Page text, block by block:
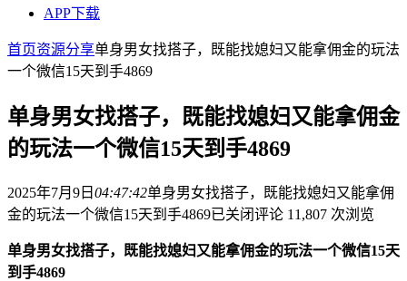
APP下载
首页资源分享单身男女找搭子，既能找媳妇又能拿佣金的玩法
一个微信15天到手4869
单身男女找搭子，既能找媳妇又能拿佣金
的玩法一个微信15天到手4869
2025年7月9日 04:47:42单身男女找搭子，既能找媳妇又能拿佣
金的玩法一个微信15天到手4869已关闭评论 11,807 次浏览
单身男女找搭子，既能找媳妇又能拿佣金的玩法一个微信15天
到手4869